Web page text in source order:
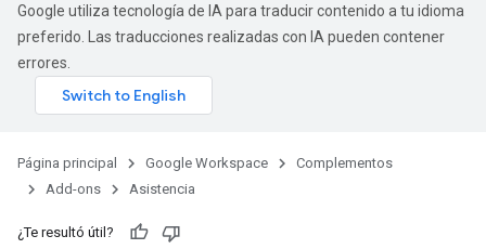
Google utiliza tecnología de IA para traducir contenido a tu idioma
preferido. Las traducciones realizadas con IA pueden contener
errores.
Página principal Google Workspace
Complementos
Add-ons
Asistencia
¿Te resultó útil?